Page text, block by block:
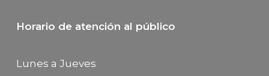
Horario de atención al público
Lunes a Jueves